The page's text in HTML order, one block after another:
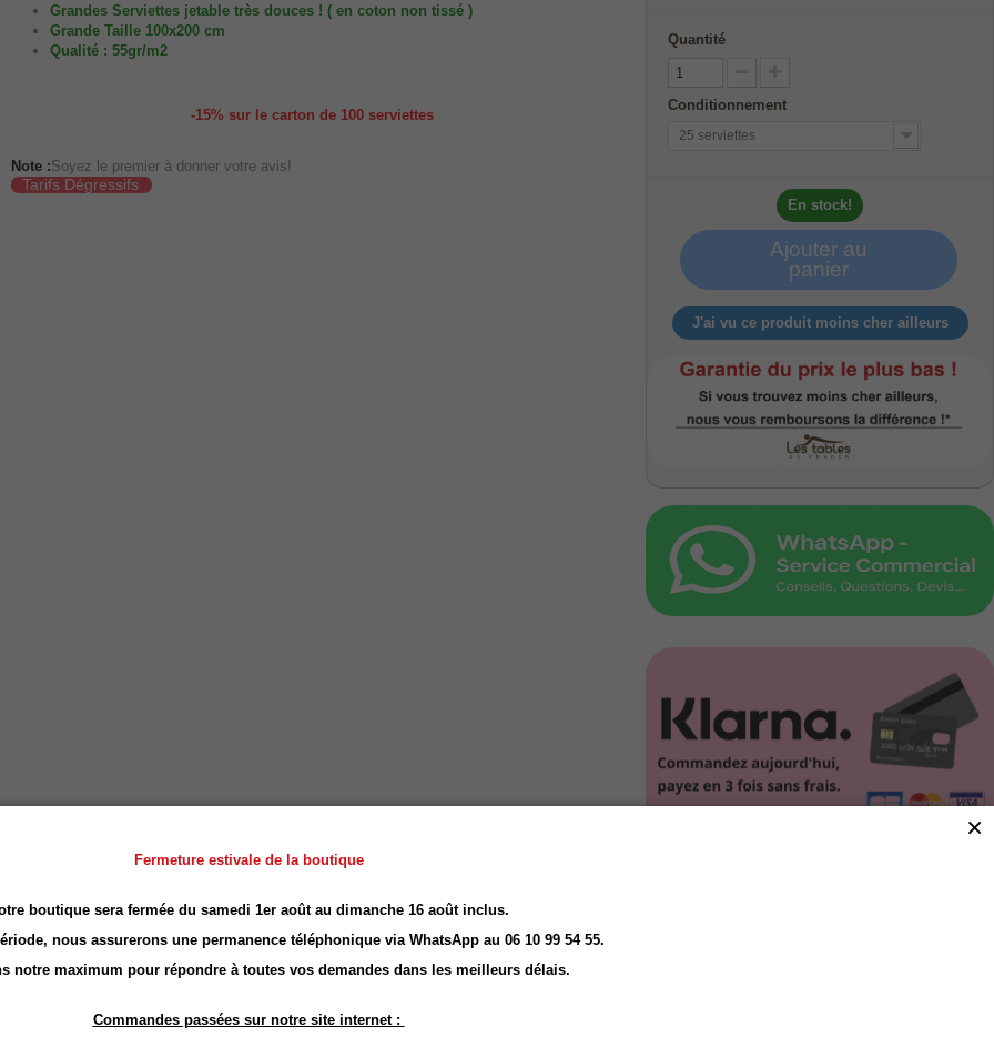
Grandes Serviettes jetable très douces ! ( en coton non tissé )
Grande Taille 100x200 cm
Qualité : 55gr/m2
-15% sur le carton de 100 serviettes
Note :Soyez le premier à donner votre avis!
Tarifs Dégressifs
Quantité
Conditionnement
25 serviettes
En stock!
Ajouter au
panier
J'ai vu ce produit moins cher ailleurs
Fermeture estivale de la boutique
boutique sera fermée du samedi 1er août au dimanche 16 août inclus.
nous assurerons une permanence téléphonique via WhatsApp au 06 10 99 54 55.
notre maximum pour répondre à toutes vos demandes dans les meilleurs délais.
Commandes passées sur notre site internet :
×